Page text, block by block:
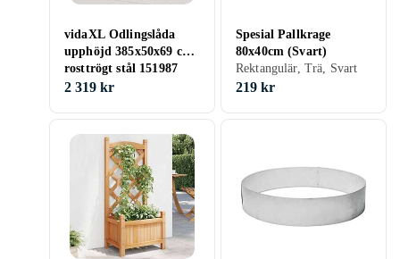
vidaXL Odlingslåda
upphöjd 385x50x69 cm
rosttrögt stål 151987
2 319 kr
Spesial Pallkrage
80x40cm (Svart)
Rektangulär, Trä, Svart
219 kr